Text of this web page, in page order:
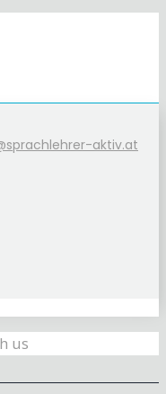
aktiv.at
us